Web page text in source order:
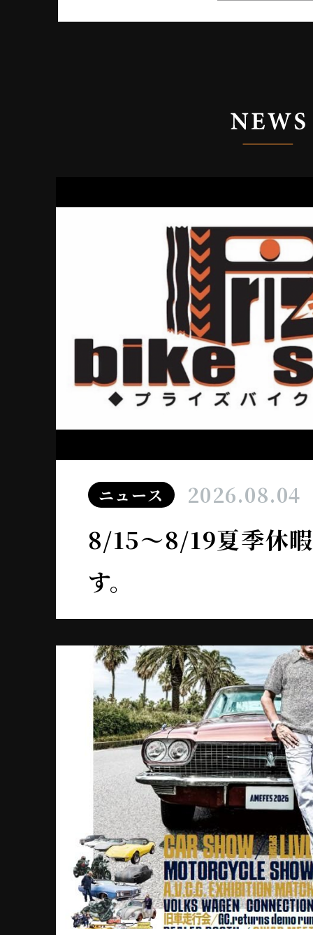
ニュース 2026.08.04
8/15～8/19夏季休
す。